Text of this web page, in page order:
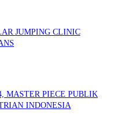
JUMPING CLINIC
MASTER PIECE PUBLIK
INDONESIA